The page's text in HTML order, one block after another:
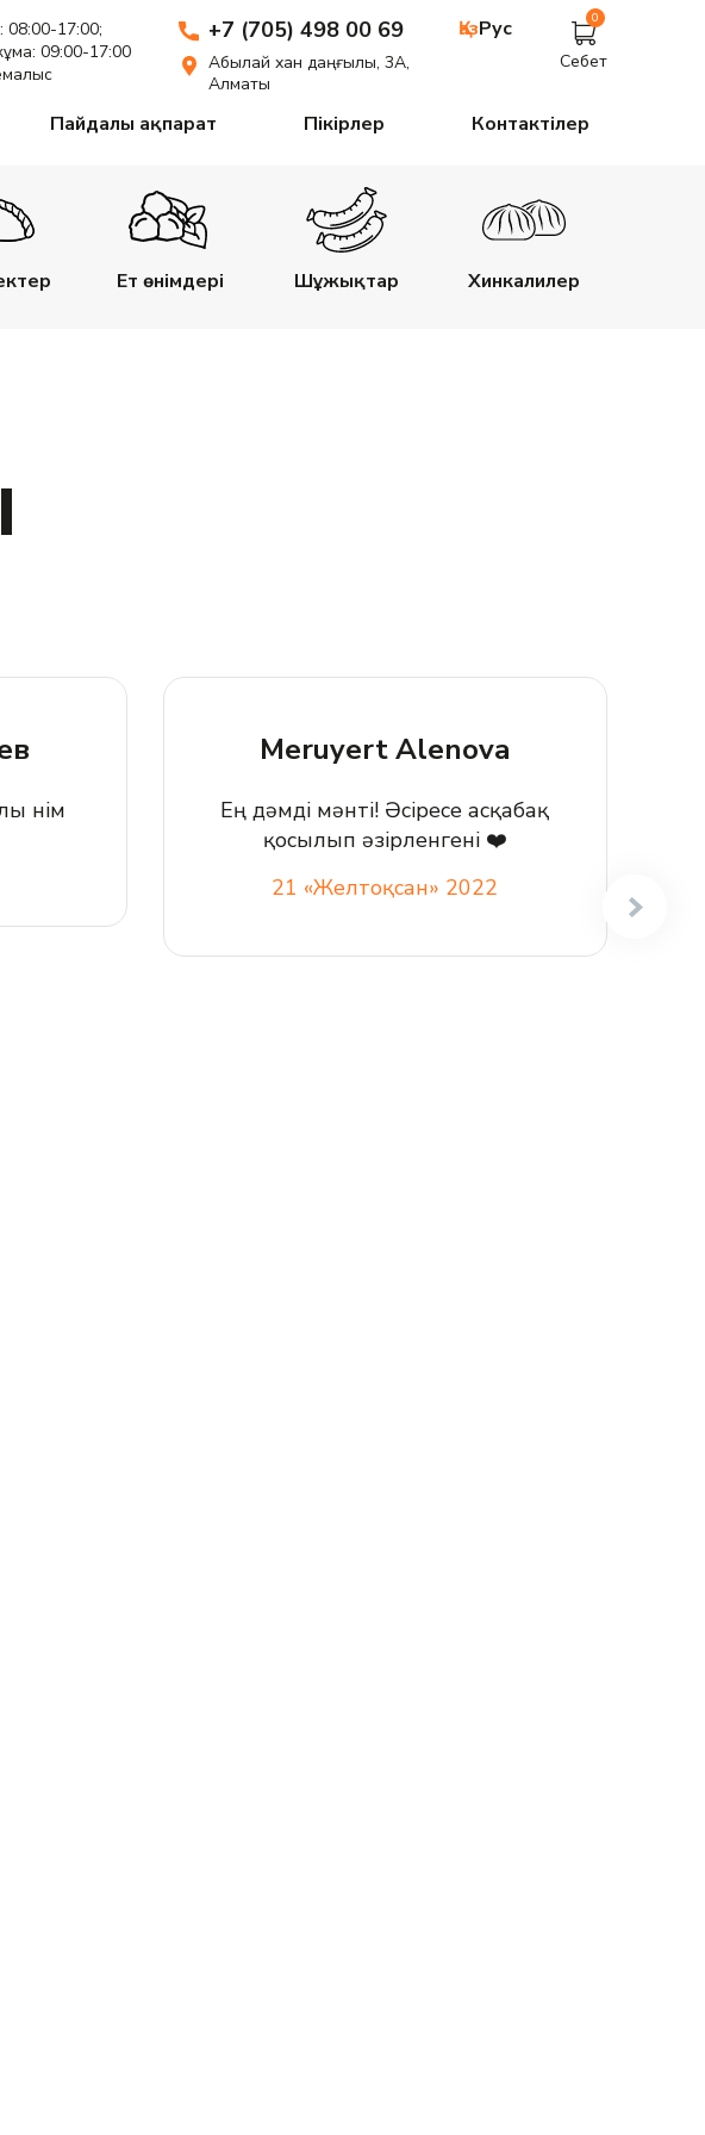
08:00-17:00;
09:00-17:00
+7 (705) 498 00 69
Абылай хан даңғылы, 3А,
Алматы
ҚазРус 0
Себет
Пайдалы ақпарат Пікірлер Контактілер
Ет өнімдері Шұжықтар Хинкалилер
өнім
Meruyert Alenova
Ең дәмді мәнті! Әсіресе асқабақ
қосылып әзірленгені ❤️
21 «Желтоқсан» 2022